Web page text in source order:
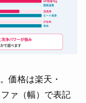
価格は楽天・
ァ（幅）で表記